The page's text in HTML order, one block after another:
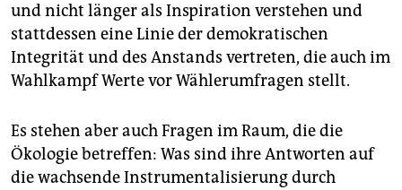
und nicht länger als Inspiration verstehen und
stattdessen eine Linie der demokratischen
Integrität und des Anstands vertreten, die auch im
Wahlkampf Werte vor Wählerumfragen stellt.
Es stehen aber auch Fragen im Raum, die die
Ökologie betreffen: Was sind ihre Antworten auf
die wachsende Instrumentalisierung durch